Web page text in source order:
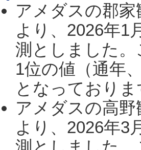
アメダスの郡
より、2026年1
測としました。
1位の値（通年
となっており
アメダスの高
より、2026年3